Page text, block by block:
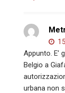
Appunto. E’
Belgio a
urbana non